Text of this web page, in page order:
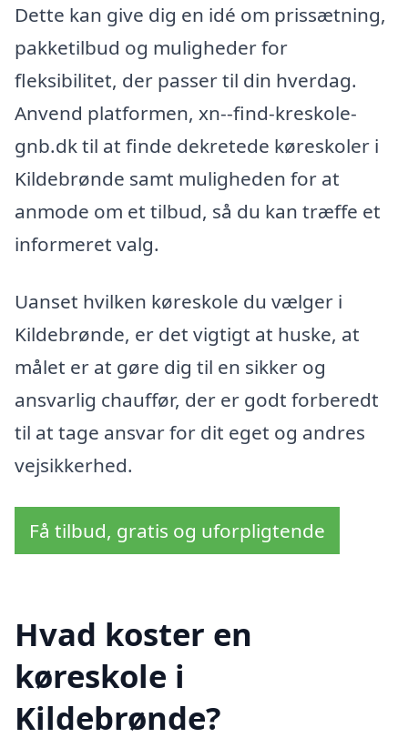
Dette kan give dig en idé om prissætning,
pakketilbud og muligheder for
fleksibilitet, der passer til din hverdag.
Anvend platformen, xn--find-kreskole-
gnb.dk til at finde dekretede køreskoler i
Kildebrønde samt muligheden for at
anmode om et tilbud, så du kan træffe et
informeret valg.
Uanset hvilken køreskole du vælger i
Kildebrønde, er det vigtigt at huske, at
målet er at gøre dig til en sikker og
ansvarlig chauffør, der er godt forberedt
til at tage ansvar for dit eget og andres
vejsikkerhed.
Få tilbud, gratis og uforpligtende
Hvad koster en
køreskole i
Kildebrønde?